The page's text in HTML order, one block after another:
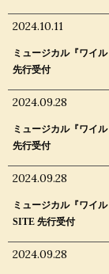
2024.10.11
ミュージカル『ワイ
先行受付
2024.09.28
ミュージカル『ワイ
先行受付
2024.09.28
ミュージカル『ワイ
SITE 先行受付
2024.09.28